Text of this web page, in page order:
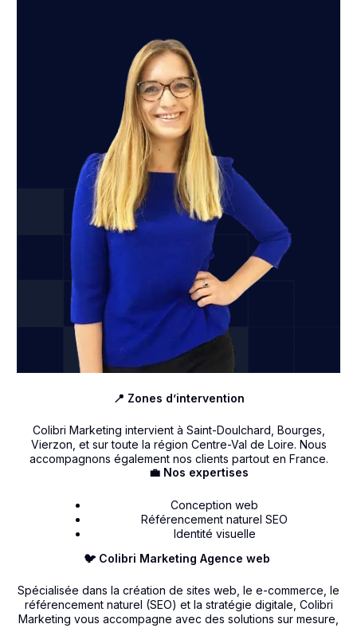
🐦 Colibri Marketing Agence web
Spécialisée dans la création de sites web, le e-commerce, le
référencement naturel (SEO) et la stratégie digitale, Colibri
Marketing vous accompagne avec des solutions sur mesure,
💼 Nos expertises
Conception web
Référencement naturel SEO
Identité visuelle
📍 Zones d’intervention
Colibri Marketing intervient à Saint-Doulchard, Bourges,
Vierzon, et sur toute la région Centre-Val de Loire. Nous
accompagnons également nos clients partout en France.